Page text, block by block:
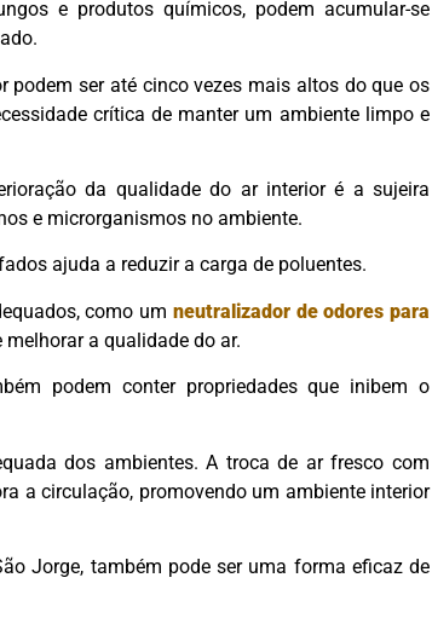
e produtos químicos, podem acumular-se
ser até cinco vezes mais altos do que os
crítica de manter um ambiente limpo e
da qualidade do ar interior é a sujeira
e microrganismos no ambiente.
ajuda a reduzir a carga de poluentes.
como um neutralizador de odores para
a qualidade do ar.
podem conter propriedades que inibem o
dos ambientes. A troca de ar fresco com
a circulação, promovendo um ambiente interior
Jorge, também pode ser uma forma eficaz de